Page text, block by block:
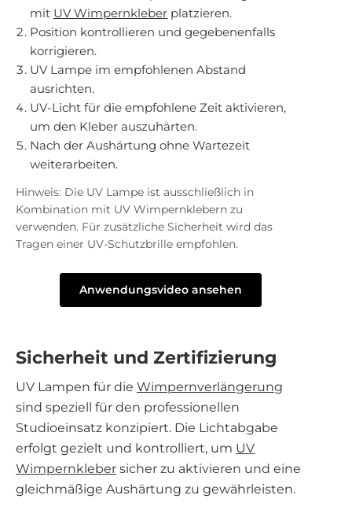
mit UV Wimpernkleber platzieren.
Position kontrollieren und gegebenenfalls
korrigieren.
UV Lampe im empfohlenen Abstand
ausrichten.
UV-Licht für die empfohlene Zeit aktivieren,
um den Kleber auszuhärten.
Nach der Aushärtung ohne Wartezeit
weiterarbeiten.
Hinweis: Die UV Lampe ist ausschließlich in
Kombination mit UV Wimpernklebern zu
verwenden. Für zusätzliche Sicherheit wird das
Tragen einer UV-Schutzbrille empfohlen.
Anwendungsvideo ansehen
Sicherheit und Zertifizierung
UV Lampen für die Wimpernverlängerung
sind speziell für den professionellen
Studioeinsatz konzipiert. Die Lichtabgabe
erfolgt gezielt und kontrolliert, um UV
Wimpernkleber sicher zu aktivieren und eine
gleichmäßige Aushärtung zu gewährleisten.